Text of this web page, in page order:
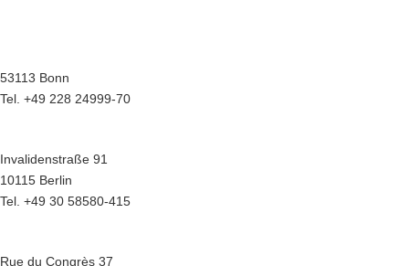
53113 Bonn
Tel. +49 228 24999-70
Invalidenstraße 91
10115 Berlin
Tel. +49 30 58580-415
Rue du Congrès 37